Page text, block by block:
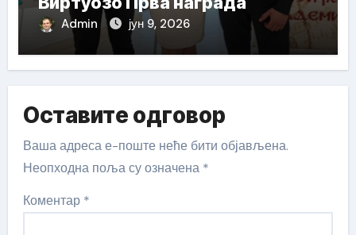
Admin јун 9, 2026
Оставите одговор
Ваша адреса е-поште неће бити објављена.
Неопходна поља су означена *
Коментар *